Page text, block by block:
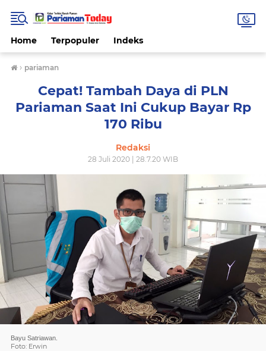
Home Terpopuler Indeks
› pariaman
Cepat! Tambah Daya di PLN
Pariaman Saat Ini Cukup Bayar Rp
170 Ribu
Redaksi
28 Juli 2020 | 28.7.20 WIB
Bayu Satriawan.
Foto: Erwin